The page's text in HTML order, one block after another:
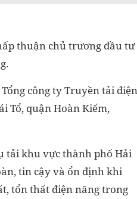
thuận chủ trương đầu tư
công ty Truyền tải điện
Tổ, quận Hoàn Kiếm,
tải khu vực thành phố Hải
tin cậy và ổn định khi
tổn thất điện năng trong